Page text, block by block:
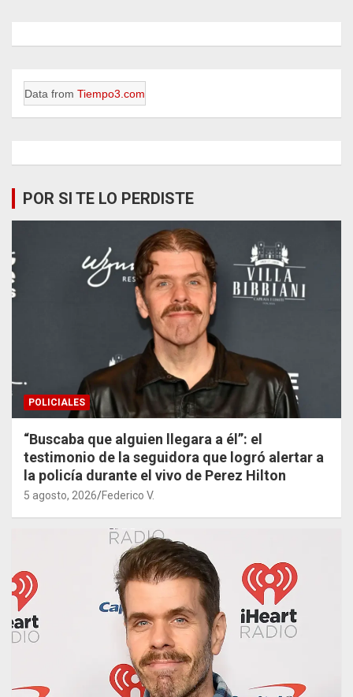
Data from Tiempo3.com
POR SI TE LO PERDISTE
POLICIALES
“Buscaba que alguien llegara a él”: el
testimonio de la seguidora que logró alertar a
la policía durante el vivo de Perez Hilton
5 agosto, 2026 Federico V.